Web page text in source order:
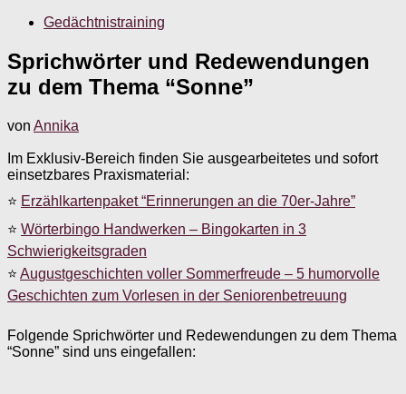
Gedächtnistraining
Sprichwörter und Redewendungen
zu dem Thema “Sonne”
von Annika
Im Exklusiv-Bereich finden Sie ausgearbeitetes und sofort
einsetzbares Praxismaterial:
⭐ Erzählkartenpaket “Erinnerungen an die 70er-Jahre”
⭐ Wörterbingo Handwerken – Bingokarten in 3
Schwierigkeitsgraden
⭐ Augustgeschichten voller Sommerfreude – 5 humorvolle
Geschichten zum Vorlesen in der Seniorenbetreuung
Folgende Sprichwörter und Redewendungen zu dem Thema
“Sonne” sind uns eingefallen: